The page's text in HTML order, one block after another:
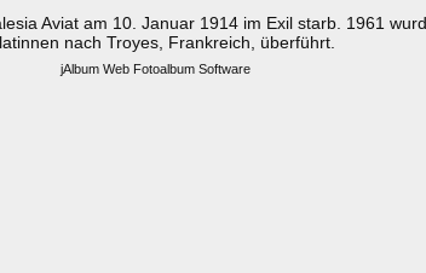
Aviat am 10. Januar 1914 im Exil starb. 1961
nach Troyes, Frankreich, überführt.
jAlbum Web Fotoalbum Software